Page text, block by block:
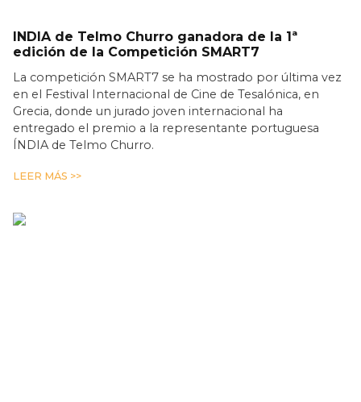
INDIA de Telmo Churro ganadora de la 1ª
edición de la Competición SMART7
La competición SMART7 se ha mostrado por última vez
en el Festival Internacional de Cine de Tesalónica, en
Grecia, donde un jurado joven internacional ha
entregado el premio a la representante portuguesa
ÍNDIA de Telmo Churro.
LEER MÁS >>